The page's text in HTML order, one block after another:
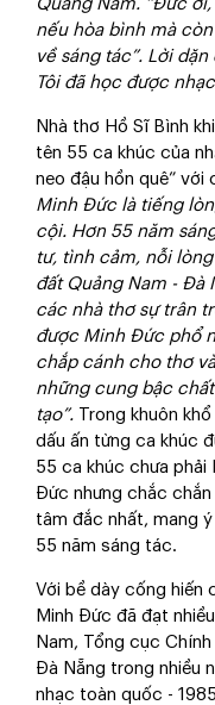
Quảng Nam. “Đức
nếu hòa bình mà
về sáng tác”. Lời
Tôi đã học được
Nhà thơ Hồ Sĩ Bình
tên 55 ca khúc của
neo đậu hồn quê” với
Minh Đức là tiếng
cội. Hơn 55 năm
tư, tình cảm, nỗi
đất Quảng Nam -
các nhà thơ sự trân
được Minh Đức phổ
chắp cánh cho thơ
những cung bậc
tạo”.
Trong khuôn
dấu ấn từng ca khúc
55 ca khúc chưa
Đức nhưng chắc chắn
tâm đắc nhất, mang
55 năm sáng tác.
Với bề dày cống hiến
Minh Đức đã đạt
Nam, Tổng cục
Đà Nẵng trong nhiều
nhạc toàn quốc -